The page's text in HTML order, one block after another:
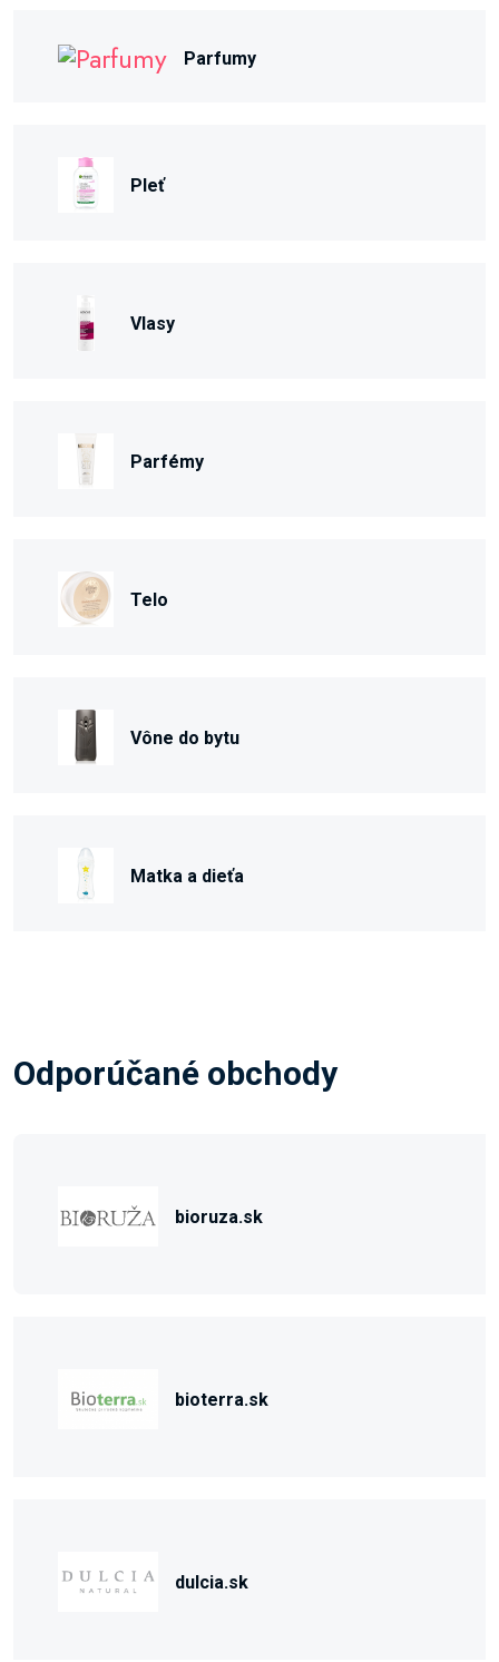
Parfumy
Pleť
Vlasy
Parfémy
Telo
Vône do bytu
Matka a dieťa
Odporúčané obchody
bioruza.sk
bioterra.sk
dulcia.sk